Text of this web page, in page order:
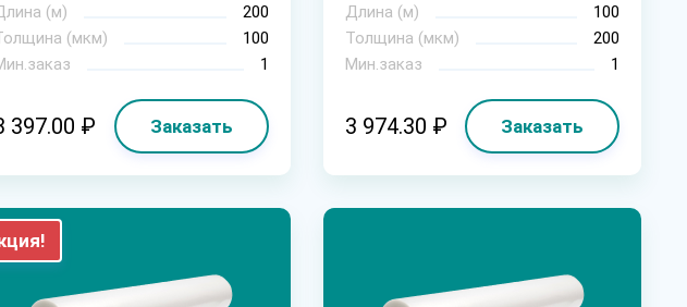
(м)
200
(мкм)
100
1
397.00 ₽ Заказать
Длина (м)
100
Толщина (мкм)
200
Мин.заказ
1
3 974.30 ₽ Заказать